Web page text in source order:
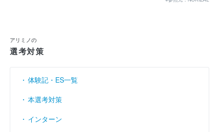
利益余剰金
売上伸び率
営業利益率 （％）
経常利益率 （％）
アリミノの
選考対策
体験記・ES一覧
本選考対策
インターン